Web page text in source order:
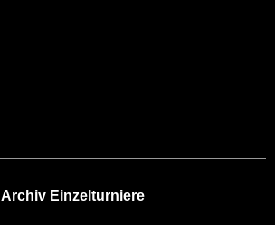
Archiv Einzelturniere